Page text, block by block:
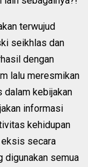
terwujud
seikhlas dan
dengan
lalu meresmikan
dalam kebijakan
informasi
kehidupan
eksis secara
digunakan semua